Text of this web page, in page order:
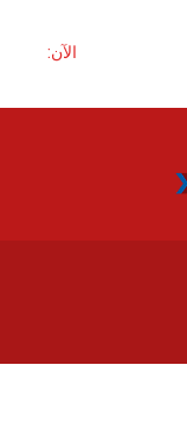
الآن: